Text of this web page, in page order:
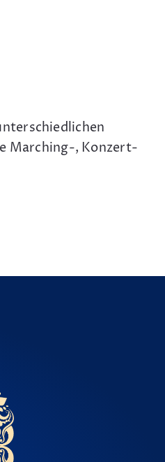
Marching-, Konzert-